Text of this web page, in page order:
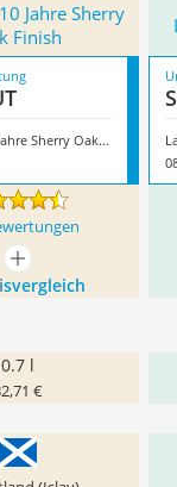
Jahre Sherry
Finish
Laphroaig 10 Jahre Sherry Oak Finish
mehr anzeigen
0.7 l
€